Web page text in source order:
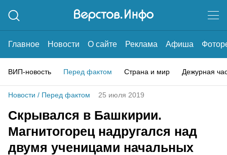
Главное Новости О сайте Реклама Афиша
ВИП-новость Перед фактом Страна и мир Дежурная
Новости / Перед фактом 25 июля 2019
Скрывался в Башкирии.
Магнитогорец надругался над
двумя ученицами начальных